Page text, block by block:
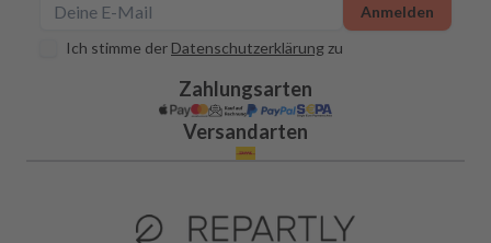
Ich stimme der Datenschutzerklärung zu
Anmelden
Zahlungsarten
Versandarten